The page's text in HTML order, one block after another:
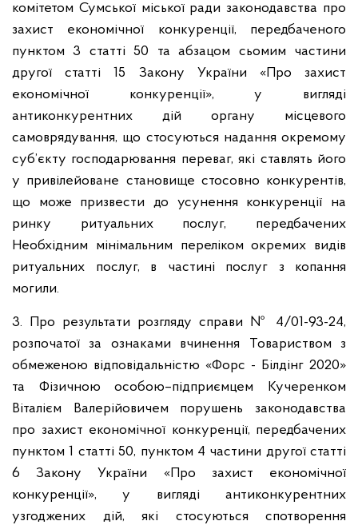
комітетом Сумської міської ради законодавства про
захист економічної конкуренції, передбаченого
пунктом 3 статті 50 та абзацом сьомим частини
другої статті 15 Закону України «Про захист
економічної конкуренції», у вигляді
антиконкурентних дій органу місцевого
самоврядування, що стосуються надання окремому
суб’єкту господарювання переваг, які ставлять його
у привілейоване становище стосовно конкурентів,
що може призвести до усунення конкуренції на
ринку ритуальних послуг, передбачених
Необхідним мінімальним переліком окремих видів
ритуальних послуг, в частині послуг з копання
могили.
3. Про результати розгляду справи № 4/01-93-24,
розпочатої за ознаками вчинення Товариством з
обмеженою відповідальністю «Форс - Білдінг 2020»
та Фізичною особою–підприємцем Кучеренком
Віталієм Валерійовичем порушень законодавства
про захист економічної конкуренції, передбачених
пунктом 1 статті 50, пунктом 4 частини другої статті
6 Закону України «Про захист економічної
конкуренції», у вигляді антиконкурентних
узгоджених дій, які стосуються спотворення